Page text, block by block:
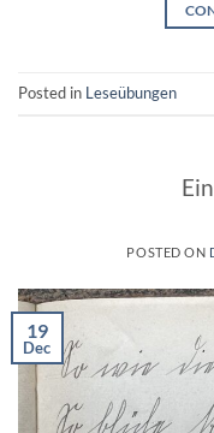
Posted in Leseübungen
POSTED ON
19
Dec